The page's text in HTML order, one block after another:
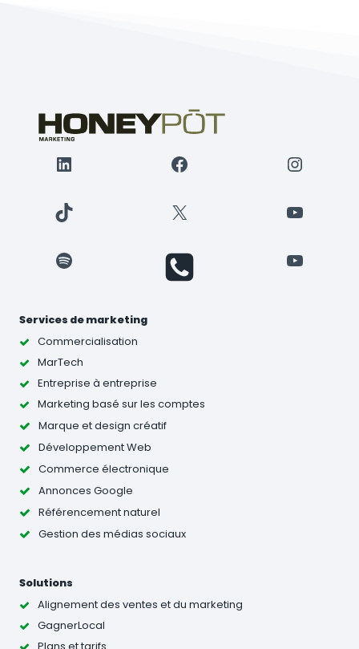
LinkedIn Facebook
TikTok X YouTube
Spotify YouTube
Services de marketing
Commercialisation
MarTech
Entreprise à entreprise
Marketing basé sur les comptes
Marque et design créatif
Développement Web
Commerce électronique
Annonces Google
Référencement naturel
Gestion des médias sociaux
Solutions
Alignement des ventes et du marketing
GagnerLocal